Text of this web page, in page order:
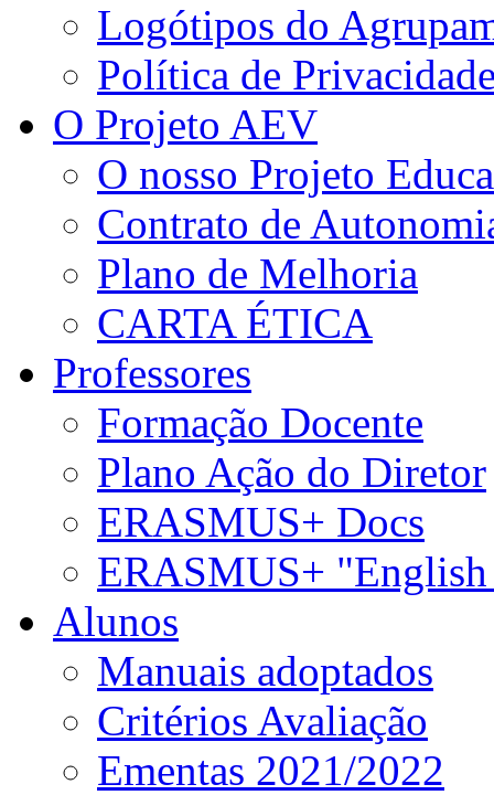
Logótipos do
Política de
O Projeto AEV
O nosso Projeto
Contrato de
Plano de Melhoria
CARTA ÉTICA
Professores
Formação Docente
Plano Ação do Diretor
ERASMUS+ Docs
ERASMUS+
Alunos
Manuais adoptados
Critérios Avaliação
Ementas 2021/2022